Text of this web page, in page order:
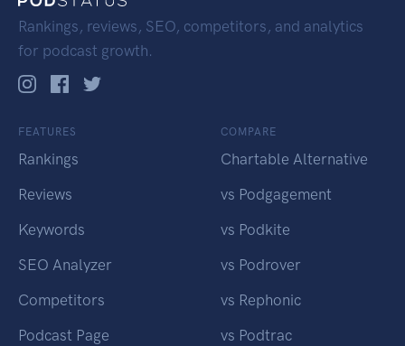
Rankings, reviews, SEO, competitors, and analytics
for podcast growth.
FEATURES
Rankings
Reviews
Keywords
SEO Analyzer
Competitors
Podcast Page
COMPARE
Chartable Alternative
vs Podgagement
vs Podkite
vs Podrover
vs Rephonic
vs Podtrac